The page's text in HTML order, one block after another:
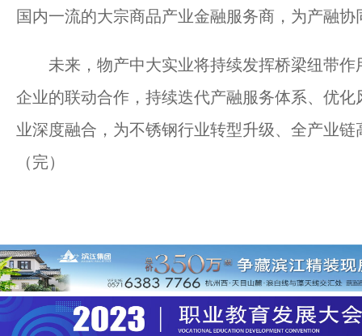
国内一流的大宗商品产业金融服务商，为产融
未来，物产中大实业将持续发挥桥梁纽带作
企业的联动合作，持续迭代产融服务体系、优
业深度融合，为不锈钢行业转型升级、全产业
（完）